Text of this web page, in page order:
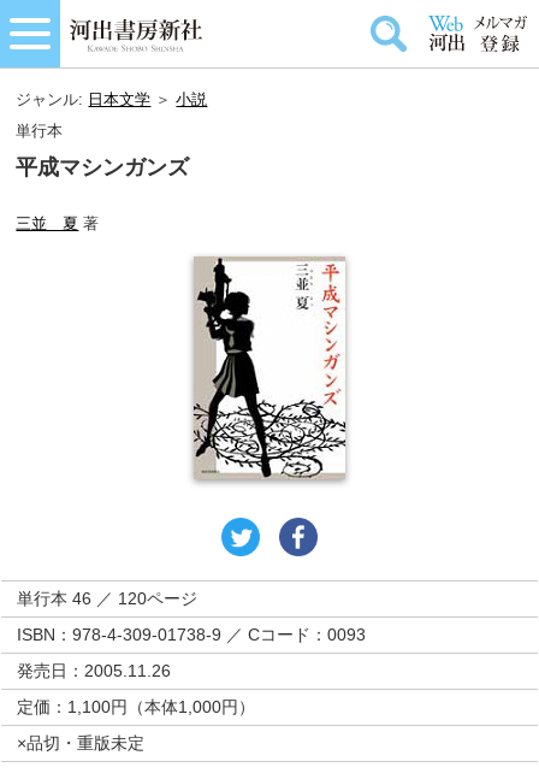
ジャンル: 日本文学 ＞小説
単行本
平成マシンガンズ
三並 夏 著
単行本 46 ／ 120ページ
ISBN：978-4-309-01738-9 ／ Cコード：0093
発売日：2005.11.26
定価：1,100円（本体1,000円）
×品切・重版未定